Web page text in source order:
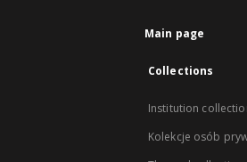
Main page
Collections
Institution
Kolekcje osób